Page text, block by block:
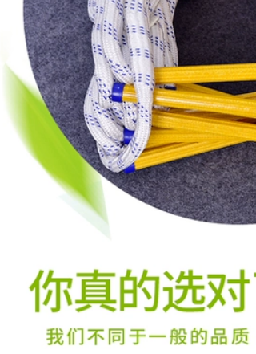
cháy
xanh
giàn
342,000
Thang dây mềm
thang dây cứu hỏa
thang leo núi ngoài
trời cứu hỏa nhà
cao tầng thang treo
thoát hiểm an toàn
cứu sinh thang dây
cứu hộ
411,000
Thang mềmThang
dâyThang mềm
nylonThang nhựa
chống cháy và
chống mài
mònThang an toàn
gia đìnhThang kỹ
219,000
Thang mềm dây
thang nhựa mềm
thang kiểm tra hộ
gia đình chống trơn
trượt chống mài
mòn đào tạo leo